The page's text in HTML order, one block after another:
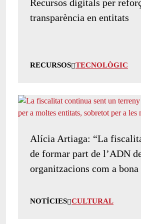
Recursos digitals per
transparència en entitats
RECURSOS TECNOLÒGIC
Alícia Artiaga: “La
de formar part de l’ADN
organitzacions com a bona
NOTÍCIES CULTURAL